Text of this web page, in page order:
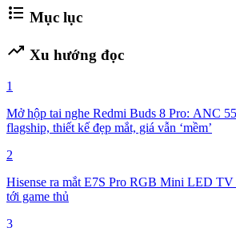
format_list_bulleted Mục lục
trending_up Xu hướng đọc
1
Mở hộp tai nghe Redmi Buds 8 Pro: ANC
flagship, thiết kế đẹp mắt, giá vẫn ‘mềm’
2
Hisense ra mắt E7S Pro RGB Mini LED TV
tới game thủ
3